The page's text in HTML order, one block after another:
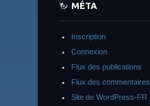
MÉTA
Inscription
Connexion
Flux des publications
Flux des commentaires
Site de WordPress-FR